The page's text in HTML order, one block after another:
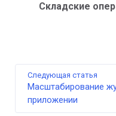
Складские
Следующая статья
Масштабирование
приложении